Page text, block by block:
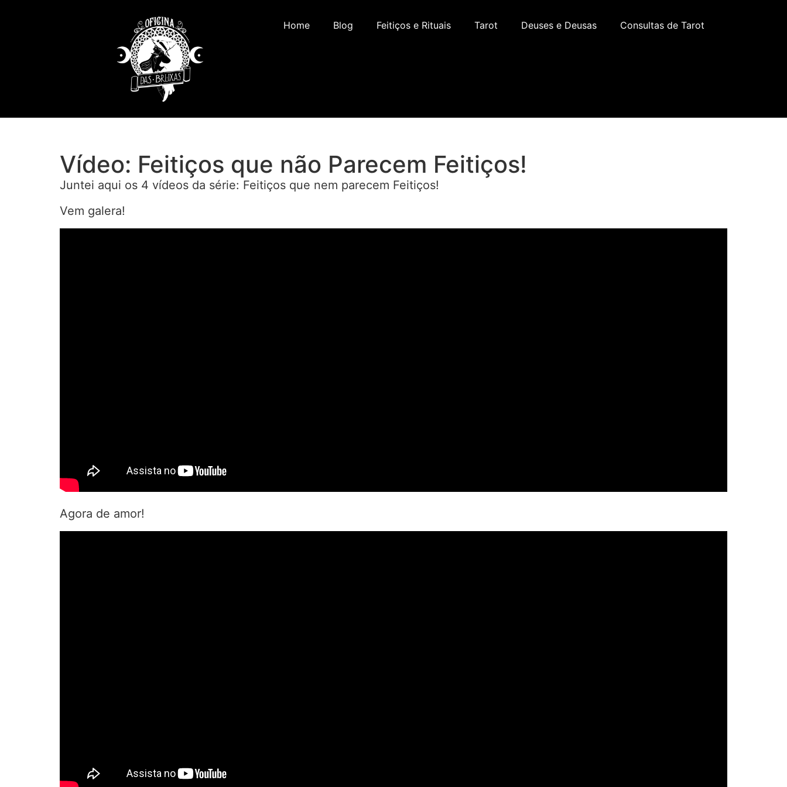
Home Blog Feitiços e Rituais Tarot Deuses e Deusas Consultas de Tarot
Vídeo: Feitiços que não Parecem Feitiços!
Juntei aqui os 4 vídeos da série: Feitiços que nem parecem Feitiços!
Vem galera!
Agora de amor!